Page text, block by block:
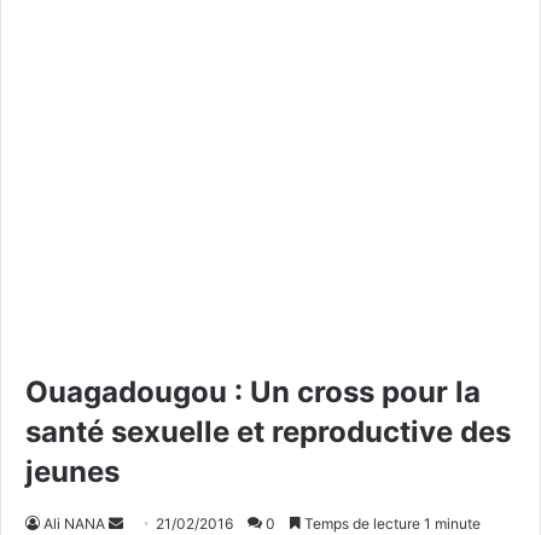
Ouagadougou : Un cross pour la
santé sexuelle et reproductive des
jeunes
Ali NANA 21/02/2016 0 Temps de lecture 1 minute